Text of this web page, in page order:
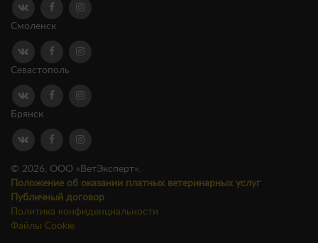
Смоленск
Севастополь
Брянск
© 2026, ООО «ВетЭксперт».
Положение об оказании платных ветеринарных услуг
Публичный договор
Политика конфиденциальности
Файлы Cookie